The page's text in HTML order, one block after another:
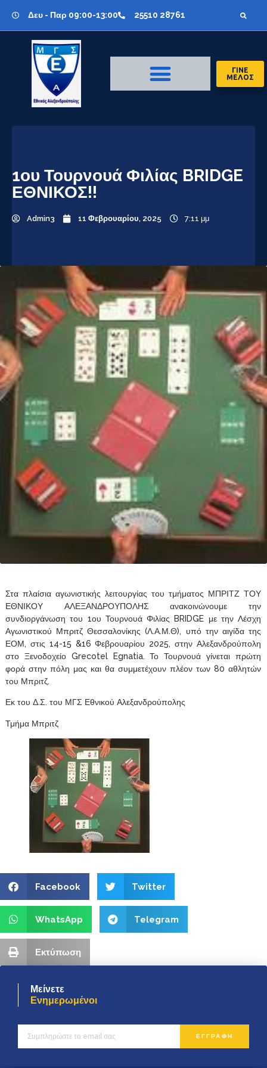
Δευ - Παρ 09:00-13:00 25510 28761
ΓΙΝΕ
ΜΕΛΟΣ
1ου Τουρνουά Φιλίας BRIDGE
ΕΘΝΙΚΟΣ!!
Admin3 11 Φεβρουαρίου, 2025 7:11 μμ
Στα πλαίσια αγωνιστικής λειτουργίας του τμήματος ΜΠΡΙΤΖ ΤΟΥ
ΕΘΝΙΚΟΥ ΑΛΕΞΑΝΔΡΟΥΠΟΛΗΣ ανακοινώνουμε την
συνδιοργάνωση του 1ου Τουρνουά Φιλίας BRIDGE με την Λέσχη
Αγωνιστικού Μπριτζ Θεσσαλονίκης (Λ.Α.Μ.Θ), υπό την αιγίδα της
ΕΟΜ, στις 14-15 &16 Φεβρουαρίου 2025, στην Αλεξανδρούπολη
στο Ξενοδοχείο Grecotel Egnatia. Το Τουρνουά γίνεται πρώτη
φορά στην πόλη μας και θα συμμετέχουν πλέον των 80 αθλητών
του Μπριτζ.
Εκ του Δ.Σ. του ΜΓΣ Εθνικού Αλεξανδρούπολης
Τμήμα Μπριτζ
Facebook Twitter
WhatsApp Telegram
Εκτύπωση
Μείνετε
Ενημερωμένοι
ΕΓΓΡΑΦΗ